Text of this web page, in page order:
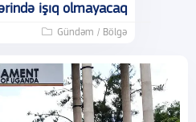
işıq olmayacaq
Gündəm / Bölgə